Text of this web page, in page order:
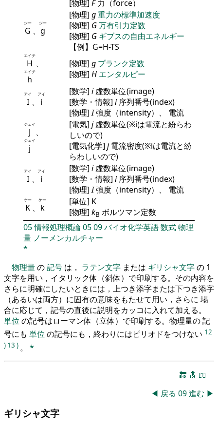
[物理] F力（force）
G
ジー
、 g
ジー
[物理] g重力の標準加速度
[物理] G万有引力定数
[物理] G ギブスの自由エネルギー
【例】G=H-TS
H
エイチ
、
h
エイチ
[物理] g プランク定数
[物理] H エンタルピー
I
アイ
、 i
アイ [数学] i虚数単位(image)
[数学・情報] i序列番号(index)
[物理]I強度（intensity）、 電流
J
ジェイ
、
j
ジェイ
[電気] j虚数単位(※iは電流と紛らわ
しいので)
[電気化学] j電流密度(※iは電流と紛
らわしいので)
I
アイ
、 i
アイ [数学] i虚数単位(image)
[数学・情報] i序列番号(index)
[物理]I強度（intensity）、 電流
K
ケー
、 k
ケー
[単位] K
[物理] kB ボルツマン定数
05情報処理概論0509バイオ化学英語数式物理
量 ノーメンカルチャー
*
物理量の記号 は， ラテン文字 または ギリシャ文字の 1
文字を用い，イタリック体（斜体）で印刷する。その内容を
さらに明確にしたいときには，上つき添字または下つき添字
（あるいは両方）に固有の意味をもたせて用い，さらに 場
合に応じて，記号の直後に説明をカッコに入れて加える。
単位 の記号はローマン体（立体）で印刷する。物理量の 記
号にも 単位の記号にも，終わりにはピリオドをつけない 12
) 13 ) 。 *
🔚 🔝 📖
◀ 戻る 09進む ▶
ギリシャ文字